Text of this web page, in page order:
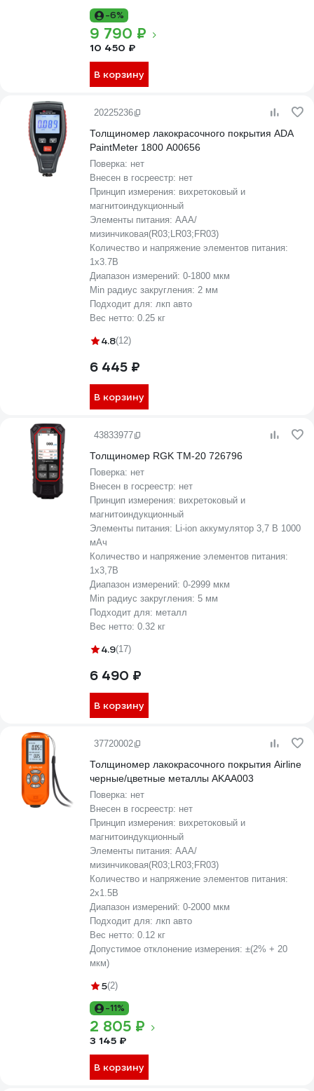
-6%
9 790 ₽
10 450 ₽
В корзину
20225236
Толщиномер лакокрасочного покрытия ADA
PaintMeter 1800 А00656
Поверка: нет
Внесен в госреестр: нет
Принцип измерения: вихретоковый и
магнитоиндукционный
Элементы питания: AAA/
мизинчиковая(R03;LR03;FR03)
Количество и напряжение элементов питания:
1х3.7B
Диапазон измерений: 0-1800 мкм
Min радиус закругления: 2 мм
Подходит для: лкп авто
Вес нетто: 0.25 кг
4.8(12)
6 445 ₽
В корзину
43833977
Толщиномер RGK TM-20 726796
Поверка: нет
Внесен в госреестр: нет
Принцип измерения: вихретоковый и
магнитоиндукционный
Элементы питания: Li-ion аккумулятор 3,7 В 1000
мАч
Количество и напряжение элементов питания:
1x3,7В
Диапазон измерений: 0-2999 мкм
Min радиус закругления: 5 мм
Подходит для: металл
Вес нетто: 0.32 кг
4.9(17)
6 490 ₽
В корзину
37720002
Толщиномер лакокрасочного покрытия Airline
черные/цветные металлы AKAA003
Поверка: нет
Внесен в госреестр: нет
Принцип измерения: вихретоковый и
магнитоиндукционный
Элементы питания: AAA/
мизинчиковая(R03;LR03;FR03)
Количество и напряжение элементов питания:
2х1.5B
Диапазон измерений: 0-2000 мкм
Подходит для: лкп авто
Вес нетто: 0.12 кг
Допустимое отклонение измерения: ±(2% + 20
мкм)
5(2)
-11%
2 805 ₽
3 145 ₽
В корзину